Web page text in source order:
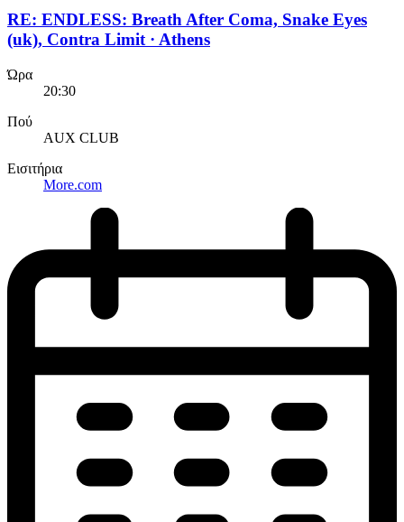
RE: ENDLESS: Breath After Coma, Snake Eyes
(uk), Contra Limit · Athens
Ώρα
20:30
Πού
AUX CLUB
Εισιτήρια
More.com